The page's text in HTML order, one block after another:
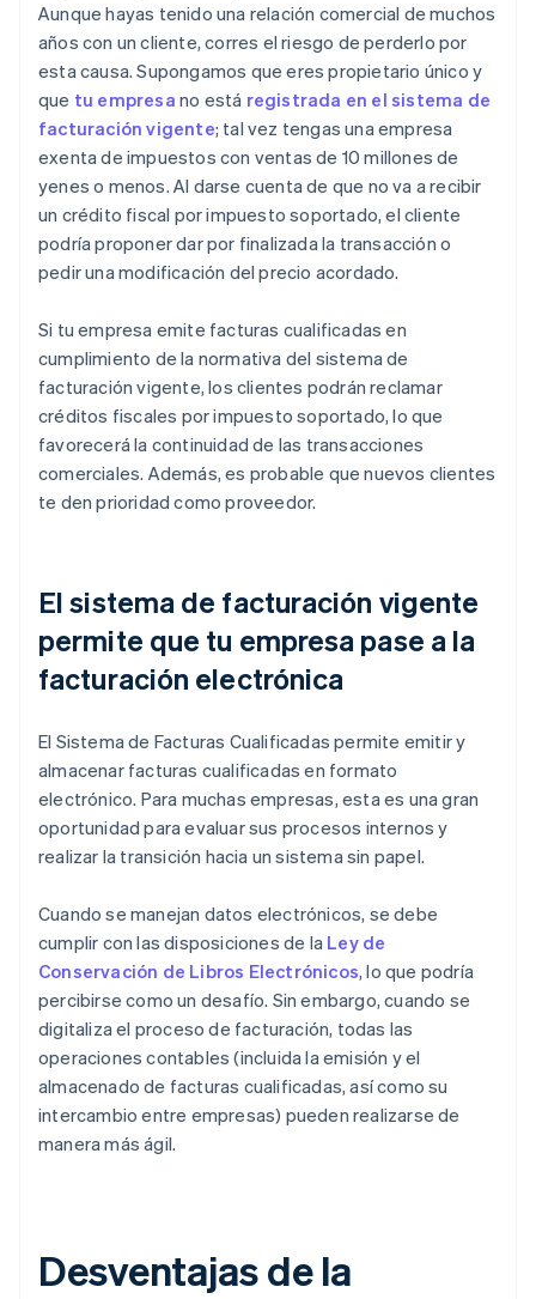
Aunque hayas tenido una relación comercial de muchos
años con un cliente, corres el riesgo de perderlo por
esta causa. Supongamos que eres propietario único y
que tu empresa no está registrada en el sistema de
facturación vigente; tal vez tengas una empresa
exenta de impuestos con ventas de 10 millones de
yenes o menos. Al darse cuenta de que no va a recibir
un crédito fiscal por impuesto soportado, el cliente
podría proponer dar por finalizada la transacción o
pedir una modificación del precio acordado.
Si tu empresa emite facturas cualificadas en
cumplimiento de la normativa del sistema de
facturación vigente, los clientes podrán reclamar
créditos fiscales por impuesto soportado, lo que
favorecerá la continuidad de las transacciones
comerciales. Además, es probable que nuevos clientes
te den prioridad como proveedor.
El sistema de facturación vigente
permite que tu empresa pase a la
facturación electrónica
El Sistema de Facturas Cualificadas permite emitir y
almacenar facturas cualificadas en formato
electrónico. Para muchas empresas, esta es una gran
oportunidad para evaluar sus procesos internos y
realizar la transición hacia un sistema sin papel.
Cuando se manejan datos electrónicos, se debe
cumplir con las disposiciones de la Ley de
Conservación de Libros Electrónicos, lo que podría
percibirse como un desafío. Sin embargo, cuando se
digitaliza el proceso de facturación, todas las
operaciones contables (incluida la emisión y el
almacenado de facturas cualificadas, así como su
intercambio entre empresas) pueden realizarse de
manera más ágil.
Desventajas de la